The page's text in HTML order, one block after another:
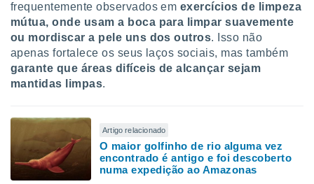
frequentemente observados em exercícios de limpeza
mútua, onde usam a boca para limpar suavemente
ou mordiscar a pele uns dos outros. Isso não
apenas fortalece os seus laços sociais, mas também
garante que áreas difíceis de alcançar sejam
mantidas limpas.
Artigo relacionado
O maior golfinho de rio alguma vez
encontrado é antigo e foi descoberto
numa expedição ao Amazonas